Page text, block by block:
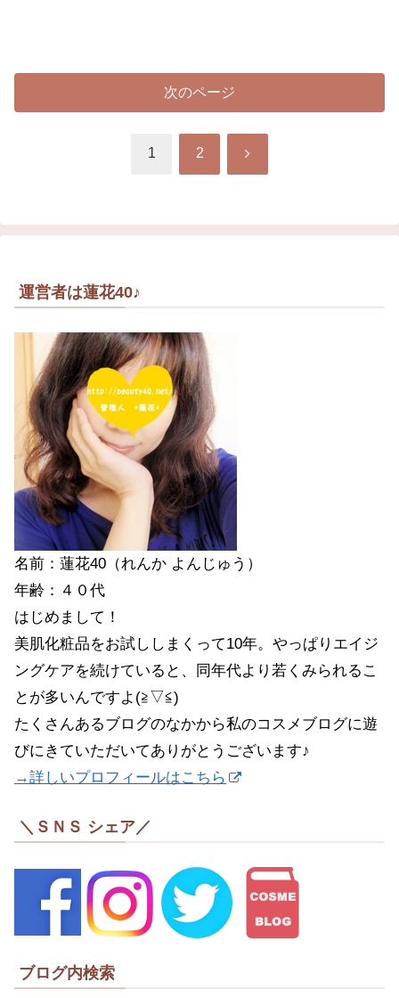
次のページ
1 2 次
運営者は蓮花40♪
名前：蓮花40（れんか よんじゅう）
年齢：４０代
はじめまして！
美肌化粧品をお試ししまくって10年。やっぱりエイジ
ングケアを続けていると、同年代より若くみられるこ
とが多いんですよ(≧▽≦)
たくさんあるブログのなかから私のコスメブログに遊
びにきていただいてありがとうございます♪
→詳しいプロフィールはこちら
＼ＳＮＳ シェア／
ブログ内検索